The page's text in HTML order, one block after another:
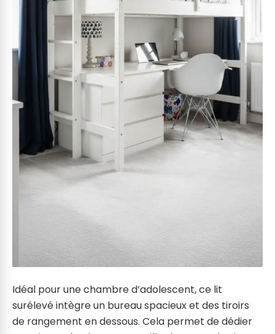
Idéal pour une chambre d’adolescent, ce lit
surélevé intègre un bureau spacieux et des tiroirs
de rangement en dessous. Cela permet de dédier